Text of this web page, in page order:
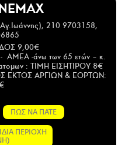
210 9703158,
9,00€
- ΑΜΕΑ -άνω των 65 ετών – κ.
: ΤΙΜΗ ΕΙΣΗΤΙΡΟΥ 8€
ΕΚΤΟΣ ΑΡΓΙΩΝ & ΕΟΡΤΩΝ:
ΠΩΣ ΝΑ ΠΑΤΕ
ΠΕΡΙΟΧΗ